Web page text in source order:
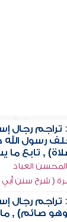
تراجم
خلف رسول
, تابع ما
العباد
شرح سنن أبي
تراجم رجال
وهو صائم) ,